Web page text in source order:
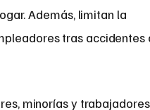
Además, limitan la
tras accidentes
minorías y trabajadores